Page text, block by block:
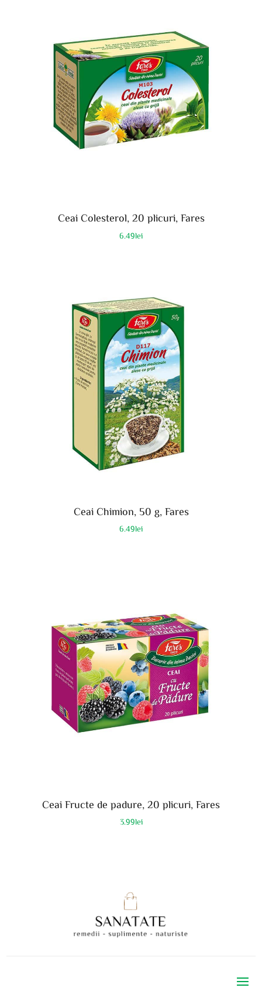
Ceai Colesterol, 20 plicuri, Fares
6.49lei
Ceai Chimion, 50 g, Fares
6.49lei
Ceai Fructe de padure, 20 plicuri, Fares
3.99lei